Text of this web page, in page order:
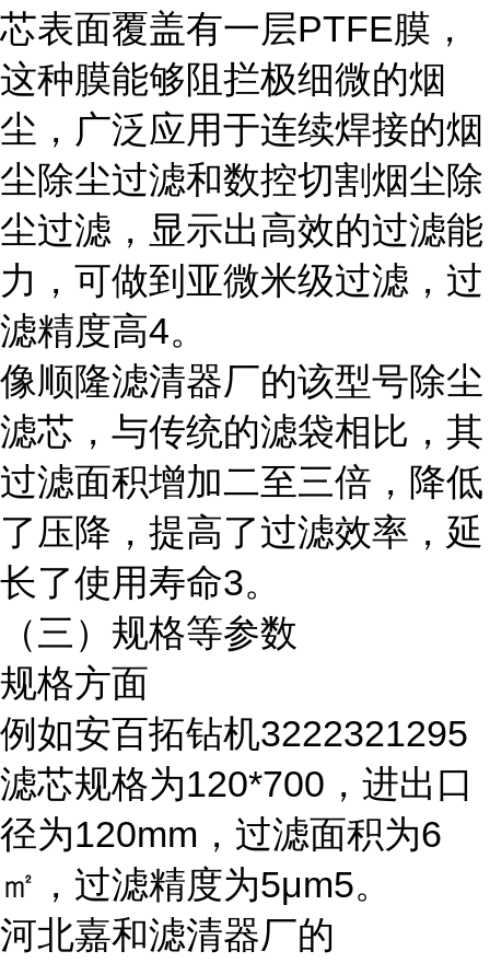
芯表面覆盖有一层PTFE膜，
这种膜能够阻拦极细微的烟
尘，广泛应用于连续焊接的烟
尘除尘过滤和数控切割烟尘除
尘过滤，显示出高效的过滤能
力，可做到亚微米级过滤，过
滤精度高4。
像顺隆滤清器厂的该型号除尘
滤芯，与传统的滤袋相比，其
过滤面积增加二至三倍，降低
了压降，提高了过滤效率，延
长了使用寿命3。
（三）规格等参数
规格方面
例如安百拓钻机3222321295
滤芯规格为120*700，进出口
径为120mm，过滤面积为6
㎡，过滤精度为5μm5。
河北嘉和滤清器厂的